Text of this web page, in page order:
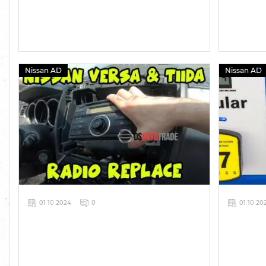
Nissan AD
01 10 2024 0
Nissan AD
01 10